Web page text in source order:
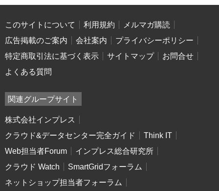
このサイトについて 利用規約
メルマガ購読
広告掲載のご案内
会社案内
プライバシーポリシー
特定商取引法に基づく表示
サイトマップ
お問合せ
よくある質問
関連グループサイト
株式会社インプレス
クラウド&データセンター完全ガイド
Think IT
Web担当者Forum
インプレス総合研究所
クラウド Watch
SmartGridフォーラム
ネットショップ担当者フォーラム